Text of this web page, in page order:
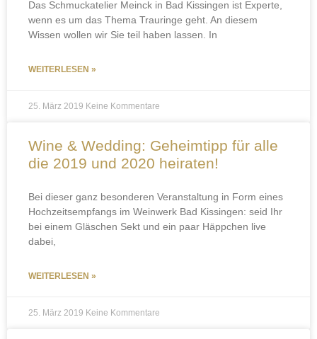
Das Schmuckatelier Meinck in Bad Kissingen ist Experte,
wenn es um das Thema Trauringe geht. An diesem
Wissen wollen wir Sie teil haben lassen. In
WEITERLESEN »
25. März 2019 Keine Kommentare
Wine & Wedding: Geheimtipp für alle
die 2019 und 2020 heiraten!
Bei dieser ganz besonderen Veranstaltung in Form eines
Hochzeitsempfangs im Weinwerk Bad Kissingen: seid Ihr
bei einem Gläschen Sekt und ein paar Häppchen live
dabei,
WEITERLESEN »
25. März 2019 Keine Kommentare